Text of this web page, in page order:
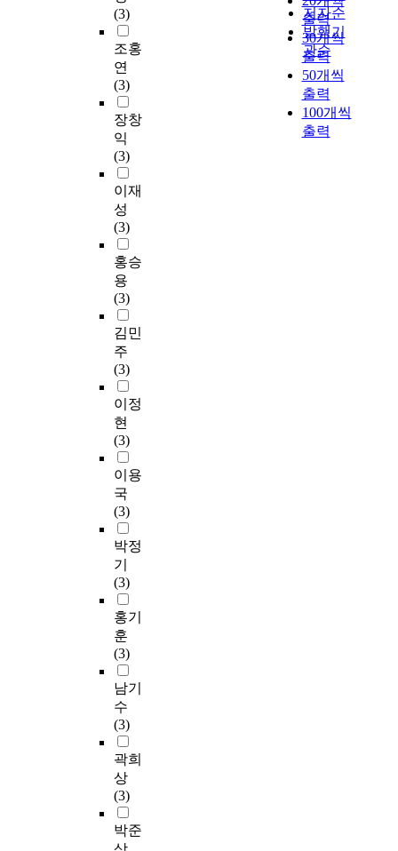
(3)
조홍
연
(3)
장창
익
(3)
이재
성
(3)
홍승
용
(3)
김민
주
(3)
이정
현
(3)
이용
국
(3)
박정
기
(3)
홍기
훈
(3)
남기
수
(3)
곽희
상
(3)
박준
저자순
발행기
관순
출력
30개씩
출력
50개씩
출력
100개씩
출력